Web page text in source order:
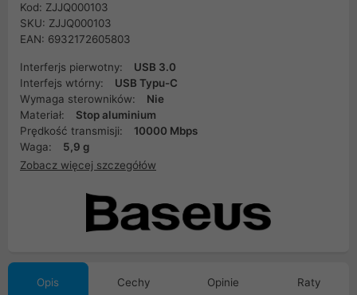
Kod: ZJJQ000103
SKU: ZJJQ000103
EAN: 6932172605803
Interferjs pierwotny:
USB 3.0
Interfejs wtórny:
USB Typu-C
Wymaga sterowników:
Nie
Materiał:
Stop aluminium
Prędkość transmisji:
10000 Mbps
Waga:
5,9 g
Zobacz więcej szczegółów
Opis Cechy Opinie Raty